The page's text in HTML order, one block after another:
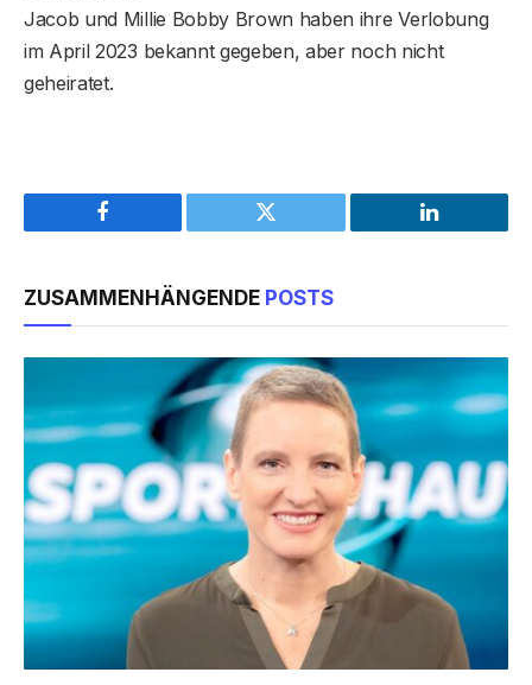
Jacob und Millie Bobby Brown haben ihre Verlobung
im April 2023 bekannt gegeben, aber noch nicht
geheiratet.
Facebook Twitter LinkedIn
ZUSAMMENHÄNGENDE POSTS